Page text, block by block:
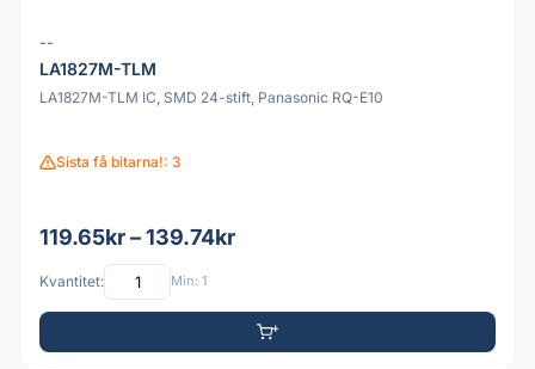
--
LA1827M-TLM
LA1827M-TLM IC, SMD 24-stift, Panasonic RQ-E10
Sista få bitarna!: 3
119.65kr – 139.74kr
Kvantitet: Min: 1